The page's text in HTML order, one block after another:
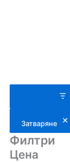
Затваряне
Филтри
Цена